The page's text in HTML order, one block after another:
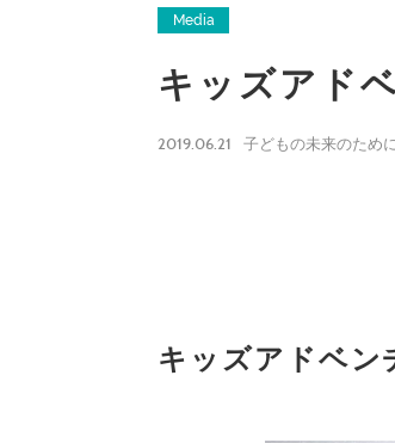
Media
キッズアド
2019.06.21 子どもの未来のため
キッズアドベン